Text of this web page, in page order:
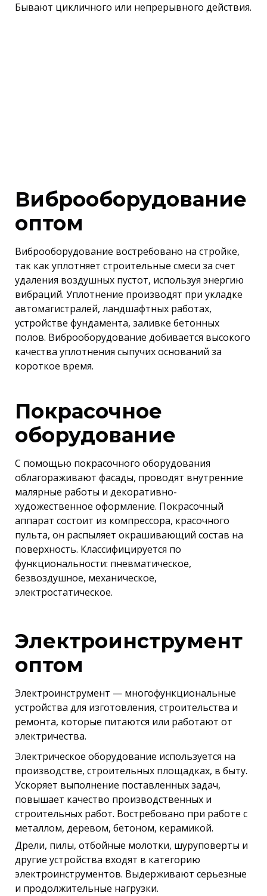
Бывают цикличного или непрерывного действия.
Виброоборудование
оптом
Виброоборудование востребовано на стройке,
так как уплотняет строительные смеси за счет
удаления воздушных пустот, используя энергию
вибраций. Уплотнение производят при укладке
автомагистралей, ландшафтных работах,
устройстве фундамента, заливке бетонных
полов. Виброоборудование добивается высокого
качества уплотнения сыпучих оснований за
короткое время.
Покрасочное
оборудование
С помощью покрасочного оборудования
облагораживают фасады, проводят внутренние
малярные работы и декоративно-
художественное оформление. Покрасочный
аппарат состоит из компрессора, красочного
пульта, он распыляет окрашивающий состав на
поверхность. Классифицируется по
функциональности: пневматическое,
безвоздушное, механическое,
электростатическое.
Электроинструмент
оптом
Электроинструмент — многофункциональные
устройства для изготовления, строительства и
ремонта, которые питаются или работают от
электричества.
Электрическое оборудование используется на
производстве, строительных площадках, в быту.
Ускоряет выполнение поставленных задач,
повышает качество производственных и
строительных работ. Востребовано при работе с
металлом, деревом, бетоном, керамикой.
Дрели, пилы, отбойные молотки, шуруповерты и
другие устройства входят в категорию
электроинструментов. Выдерживают серьезные
и продолжительные нагрузки.